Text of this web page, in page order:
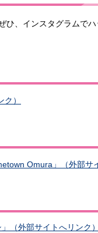
ひ、インスタグラムで
）
Omura」（外部サ
（外部サイトへリンク）